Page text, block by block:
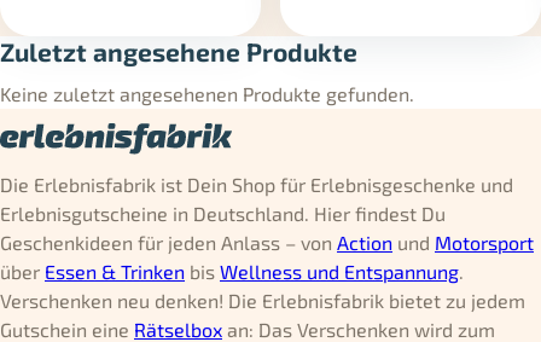
Zuletzt angesehene Produkte
Keine zuletzt angesehenen Produkte gefunden.
Die Erlebnisfabrik ist Dein Shop für Erlebnisgeschenke und
Erlebnisgutscheine in Deutschland. Hier findest Du
Geschenkideen für jeden Anlass – von Action und Motorsport
über Essen & Trinken bis Wellness und Entspannung.
Verschenken neu denken! Die Erlebnisfabrik bietet zu jedem
Gutschein eine Rätselbox an: Das Verschenken wird zum